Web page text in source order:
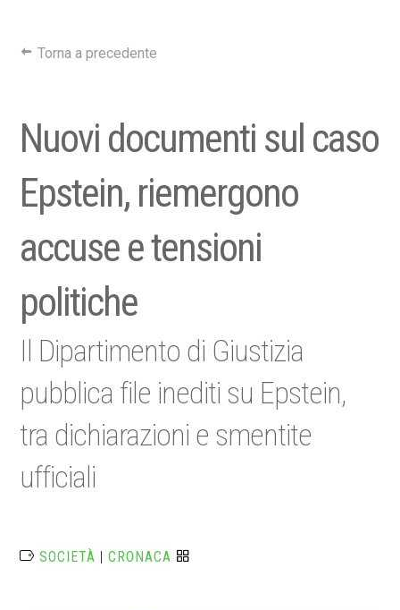
Torna a precedente
Nuovi documenti sul caso
Epstein, riemergono
accuse e tensioni
politiche
Il Dipartimento di Giustizia
pubblica file inediti su Epstein,
tra dichiarazioni e smentite
ufficiali
SOCIETÀ |CRONACA